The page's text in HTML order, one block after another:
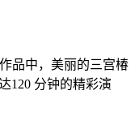
品中，美丽的三宫椿
120 分钟的精彩演